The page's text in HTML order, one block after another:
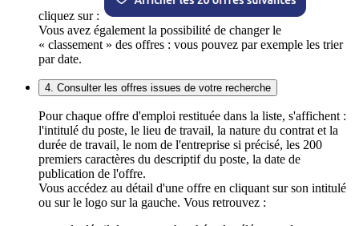
cliquez sur :
Vous avez également la possibilité de changer le
« classement » des offres : vous pouvez par exemple les trier
par date.
4. Consulter les offres issues de votre recherche
Pour chaque offre d'emploi restituée dans la liste, s'affichent :
l'intitulé du poste, le lieu de travail, la nature du contrat et la
durée de travail, le nom de l'entreprise si précisé, les 200
premiers caractères du descriptif du poste, la date de
publication de l'offre.
Vous accédez au détail d'une offre en cliquant sur son intitulé
ou sur le logo sur la gauche. Vous retrouvez :